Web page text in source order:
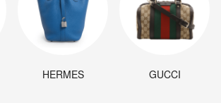
HERMES GUCCI